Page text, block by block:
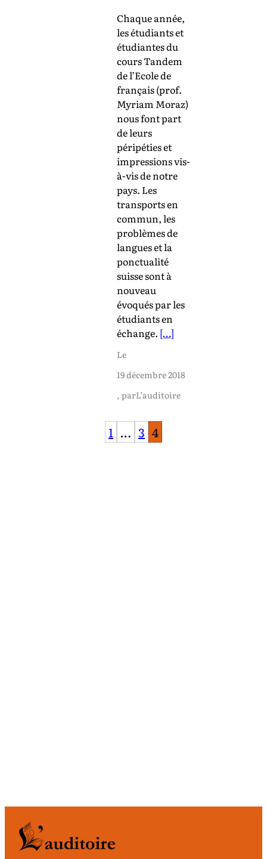
Chaque année,
les étudiants et
étudiantes du
cours Tandem
de l’Ecole de
français (prof.
Myriam Moraz)
nous font part
de leurs
péripéties et
impressions vis-
à-vis de notre
pays. Les
transports en
commun, les
problèmes de
langues et la
ponctualité
suisse sont à
nouveau
évoqués par les
étudiants en
échange. […]
Le
19 décembre 2018
, parL’auditoire
1 … 3 4